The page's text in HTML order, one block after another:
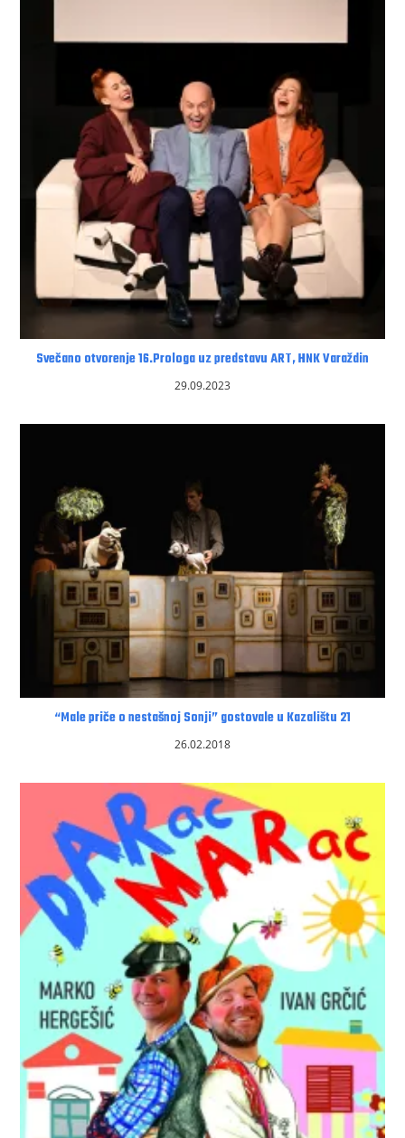
Svečano otvorenje 16.Prologa uz predstavu ART, HNK Varaždin
29.09.2023
“Male priče o nestašnoj Sonji” gostovale u Kazalištu 21
26.02.2018